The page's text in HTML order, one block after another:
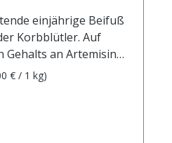
Wolffelei,
Wolfsdistel,
einjährige Beifuß
Korbblütler. Auf
Gehalts an Artemisin
eine chinesische
Medizin-Nobelpreis
€ / 1 kg)